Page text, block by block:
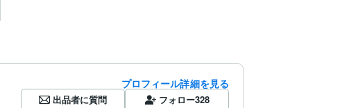
プロフィール詳細を見る
出品者に質問 フォロー328